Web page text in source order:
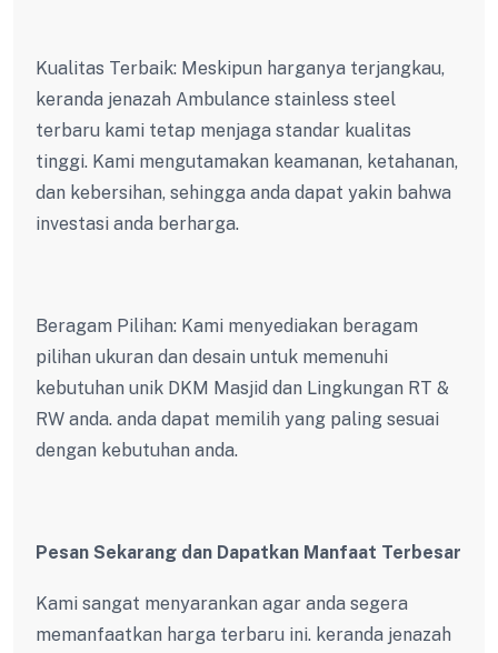
Kualitas Terbaik: Meskipun harganya terjangkau,
keranda jenazah Ambulance stainless steel
terbaru kami tetap menjaga standar kualitas
tinggi. Kami mengutamakan keamanan, ketahanan,
dan kebersihan, sehingga anda dapat yakin bahwa
investasi anda berharga.
Beragam Pilihan: Kami menyediakan beragam
pilihan ukuran dan desain untuk memenuhi
kebutuhan unik DKM Masjid dan Lingkungan RT &
RW anda. anda dapat memilih yang paling sesuai
dengan kebutuhan anda.
Pesan Sekarang dan Dapatkan Manfaat Terbesar
Kami sangat menyarankan agar anda segera
memanfaatkan harga terbaru ini. keranda jenazah